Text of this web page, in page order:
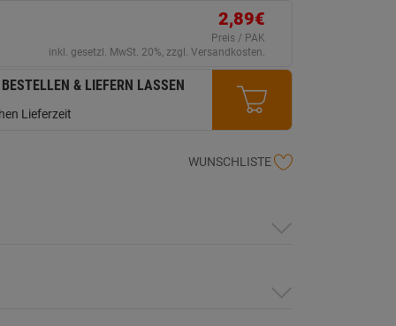
2,89€
Preis / PAK
inkl. gesetzl. MwSt. 20%, zzgl. Versandkosten.
& LIEFERN LASSEN
Lieferzeit
WUNSCHLISTE